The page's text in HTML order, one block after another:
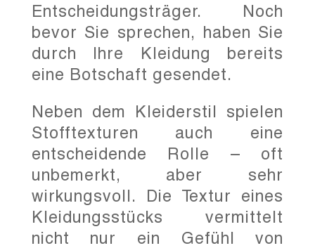
Entscheidungsträger. Noch
bevor Sie sprechen, haben Sie
durch Ihre Kleidung bereits
eine Botschaft gesendet.
Neben dem Kleiderstil spielen
Stofftexturen auch eine
entscheidende Rolle – oft
unbemerkt, aber sehr
wirkungsvoll. Die Textur eines
Kleidungsstücks vermittelt
nicht nur ein Gefühl von